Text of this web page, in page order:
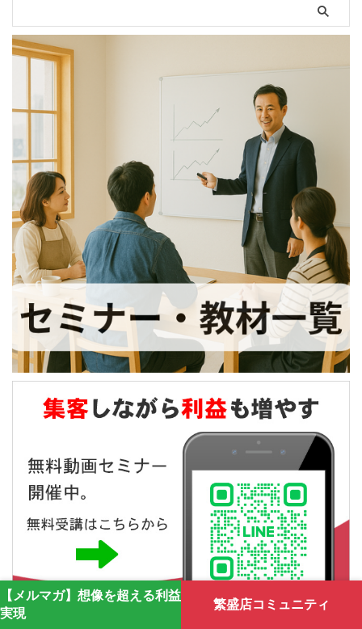
【メルマガ】想像を超える利益
実現
繁盛店コミュニティ